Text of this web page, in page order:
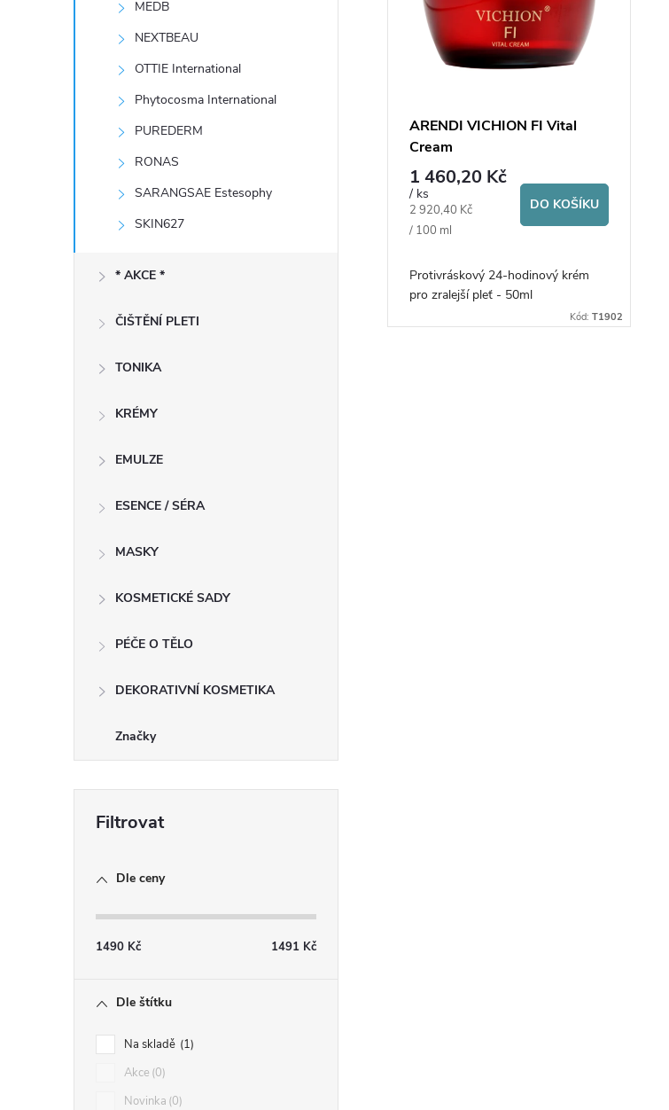
MEDB
NEXTBEAU
OTTIE International
Phytocosma International
PUREDERM
RONAS
SARANGSAE Estesophy
SKIN627
* AKCE *
ČIŠTĚNÍ PLETI
TONIKA
KRÉMY
EMULZE
ESENCE / SÉRA
MASKY
KOSMETICKÉ SADY
PÉČE O TĚLO
DEKORATIVNÍ KOSMETIKA
Značky
Dle ceny
1490 Kč 1491 Kč
Dle štítku
Na skladě 1
Akce 0
Novinka 0
t
ARENDI VICHION FI Vital
Cream
1 460,20 Kč
/ ks
Měrná
cena:
2 920,40 Kč
/ 100 ml
DO KOŠÍKU
Protivráskový 24-hodinový krém
pro zralejší pleť - 50ml
Kód:T1902